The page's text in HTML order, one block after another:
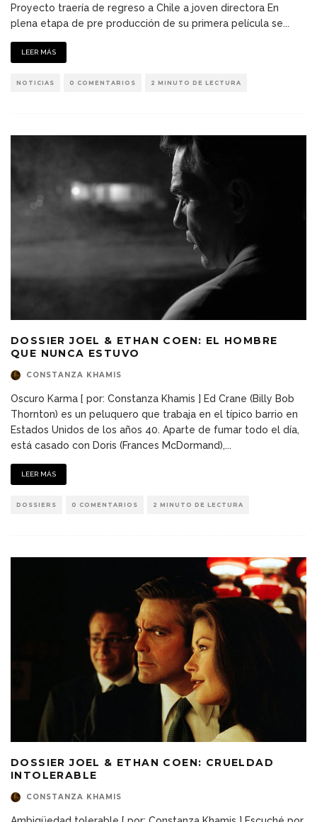
Proyecto traería de regreso a Chile a joven directora En
plena etapa de pre producción de su primera película se...
LEER MÁS
NOTICIAS 0 COMENTARIOS 2 MINUTO DE LECTURA
DOSSIER JOEL & ETHAN COEN: EL HOMBRE
QUE NUNCA ESTUVO
CONSTANZA KHAMIS
Oscuro Karma [ por: Constanza Khamis ] Ed Crane (Billy Bob
Thornton) es un peluquero que trabaja en el típico barrio en
Estados Unidos de los años 40. Aparte de fumar todo el día,
está casado con Doris (Frances McDormand),...
LEER MÁS
DOSSIERS 0 COMENTARIOS 2 MINUTO DE LECTURA
DOSSIER JOEL & ETHAN COEN: CRUELDAD
INTOLERABLE
CONSTANZA KHAMIS